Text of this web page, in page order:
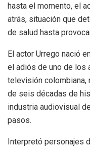
hasta el momento, el
atrás, situación que
de salud hasta
El actor Urrego nació
el adiós de uno de los
televisión colombiana,
de seis décadas de
industria audiovisual
pasos.
Interpretó personajes